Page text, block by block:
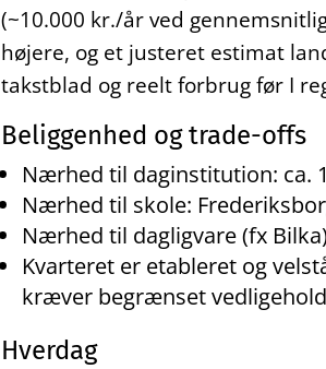
(~10.000 kr./år ved
højere, og et justeret estimat
takstblad og reelt forbrug før I
Beliggenhed og trade-offs
Nærhed til daginstitution: ca.
Nærhed til skole:
Nærhed til dagligvare (fx
Kvarteret er etableret og
kræver begrænset
Hverdag